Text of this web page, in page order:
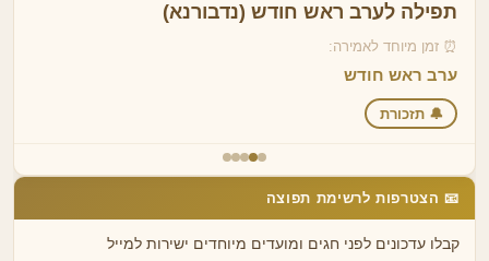
תפילה לערב ראש חודש (נדבורנא)
⏰ זמן מיוחד לאמירה:
ערב ראש חודש
🔔 תזכורת
📧 הצטרפות לרשימת תפוצה
קבלו עדכונים לפני חגים ומועדים מיוחדים ישירות למייל